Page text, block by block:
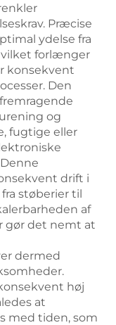
Præcise
ydelse fra
forlænger
konsekvent
Den
og
fugtige eller
drift i
støberier til
af
gør det nemt at
dermed
høj
at
med tiden, som